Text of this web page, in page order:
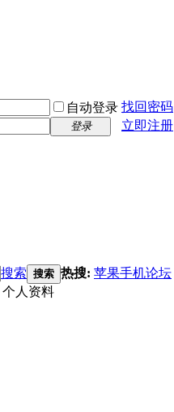
自动登录 找回密码
登录
立即注册
搜索 搜索 热搜: 苹果手机论坛
个人资料